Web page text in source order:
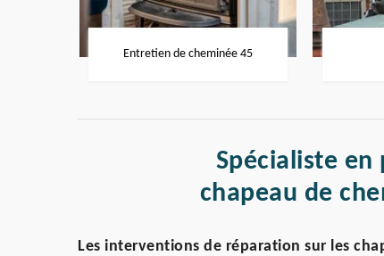
Entretien de cheminée 45
Spécialiste
chapeau de
Les interventions de réparation sur les